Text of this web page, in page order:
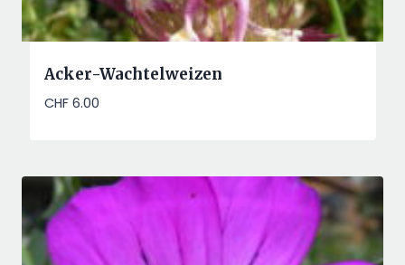
Acker-Wachtelweizen
CHF6.00